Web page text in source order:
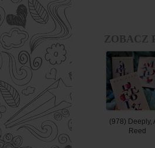
ZOBACZ
(978) Deeply,
Reed